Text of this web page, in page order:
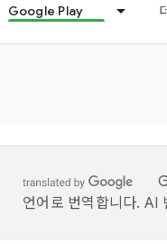
Google Play
언어로 번역합니다. AI